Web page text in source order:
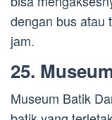
dengan bus atau
jam.
25.
Museum Batik